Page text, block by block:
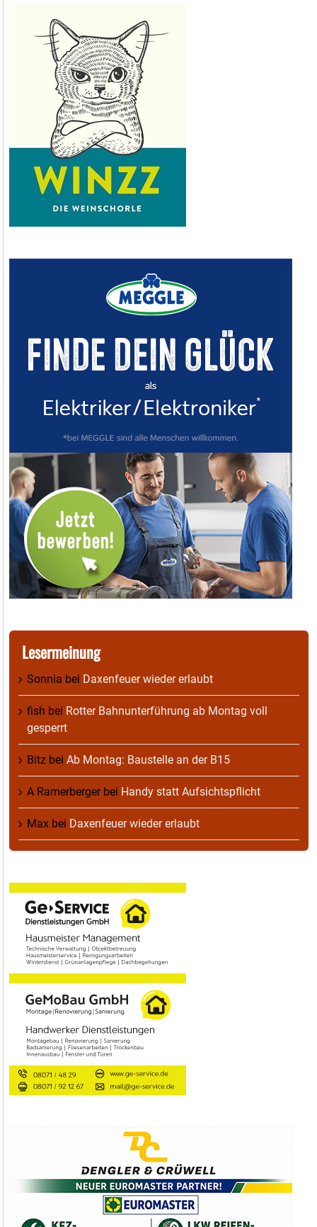
Lesermeinung
Sonnia bei Daxenfeuer wieder erlaubt
fish bei Rotter Bahnunterführung ab Montag voll
gesperrt
Bitz bei Ab Montag: Baustelle an der B15
A Ramerbergerbei Handy statt Aufsichtspflicht
Max bei Daxenfeuer wieder erlaubt